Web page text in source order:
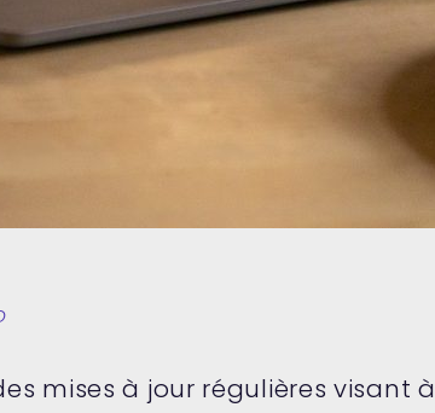
mises à jour régulières visant à